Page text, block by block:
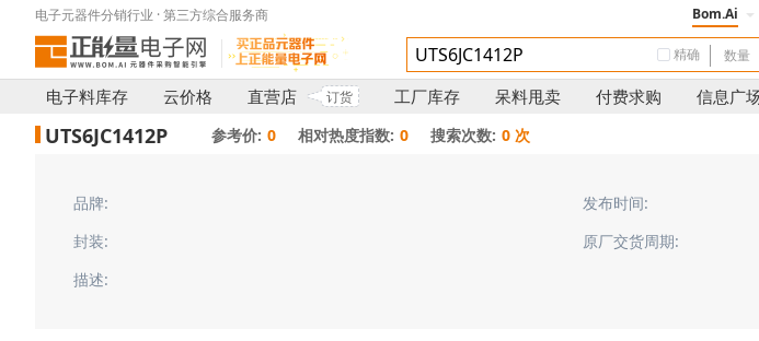
电子元器件分销行业 · 第三方综合服务商 Bom.Ai
精确
电子料库存 云价格 直营店 订货 工厂库存 呆料甩卖 付费求购 信息广
UTS6JC1412P 参考价: 0 相对热度指数: 0 搜索次数: 0 次
品牌:
发布时间:
封装:
原厂交货周期:
描述: